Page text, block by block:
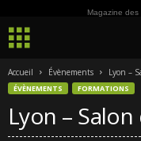
Magazine des
Accueil Évènements Lyon –
ÉVÈNEMENTS FORMATIONS
Lyon –